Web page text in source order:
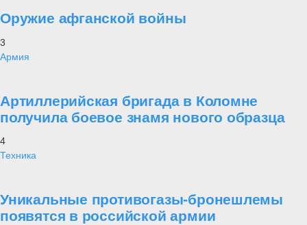
Оружие афганской войны
3
Армия
Артиллерийская бригада в Коломне
получила боевое знамя нового образца
4
Техника
Уникальные противогазы-бронешлемы
появятся в российской армии